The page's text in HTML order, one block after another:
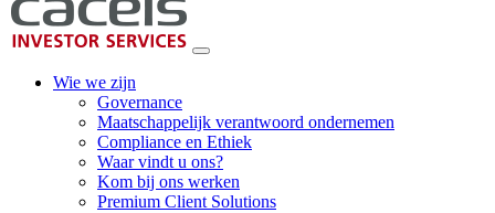
Wie we zijn
Governance
Maatschappelijk verantwoord ondernemen
Compliance en Ethiek
Waar vindt u ons?
Kom bij ons werken
Premium Client Solutions